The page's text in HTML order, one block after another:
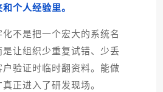
个人经验里。
不是把一个宏大的系统名
让组织少重复试错、少丢
验证时临时翻资料。能做
正进入了研发现场。